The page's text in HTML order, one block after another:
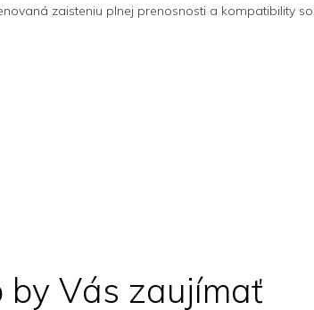
zaisteniu plnej prenosnosti a kompatibility
by Vás zaujímať